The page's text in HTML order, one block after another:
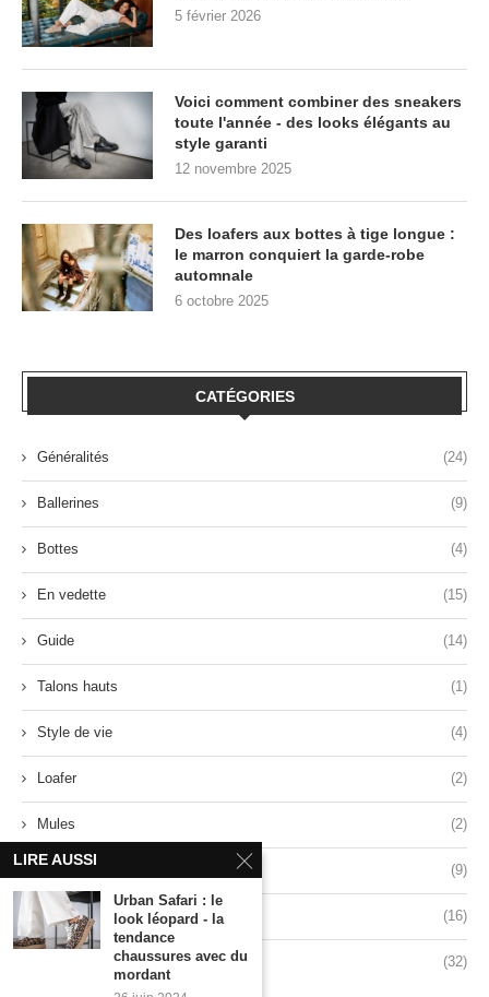
5 février 2026
Voici comment combiner des sneakers
toute l'année - des looks élégants au
style garanti
12 novembre 2025
Des loafers aux bottes à tige longue :
le marron conquiert la garde-robe
automnale
6 octobre 2025
CATÉGORIES
Généralités (24)
Ballerines (9)
Bottes (4)
En vedette (15)
Guide (14)
Talons hauts (1)
Style de vie (4)
Loafer (2)
Mules (2)
Sandales (9)
Baskets (16)
(32)
LIRE AUSSI
Urban Safari : le
look léopard - la
tendance
chaussures avec du
mordant